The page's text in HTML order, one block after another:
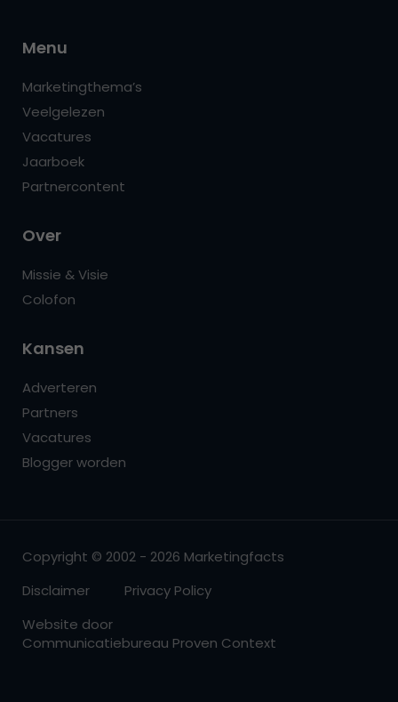
Menu
Marketingthema’s
Veelgelezen
Vacatures
Jaarboek
Partnercontent
Over
Missie & Visie
Colofon
Kansen
Adverteren
Partners
Vacatures
Blogger worden
Copyright © 2002 - 2026 Marketingfacts
Disclaimer
Privacy Policy
Website door
Communicatiebureau Proven Context